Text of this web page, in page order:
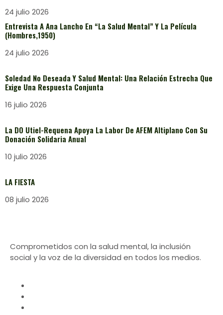
24 julio 2026
Entrevista A Ana Lancho En “La Salud Mental” Y La Película
(Hombres,1950)
24 julio 2026
Soledad No Deseada Y Salud Mental: Una Relación Estrecha Que
Exige Una Respuesta Conjunta
16 julio 2026
La DO Utiel-Requena Apoya La Labor De AFEM Altiplano Con Su
Donación Solidaria Anual
10 julio 2026
LA FIESTA
08 julio 2026
Comprometidos con la salud mental, la inclusión
social y la voz de la diversidad en todos los medios.